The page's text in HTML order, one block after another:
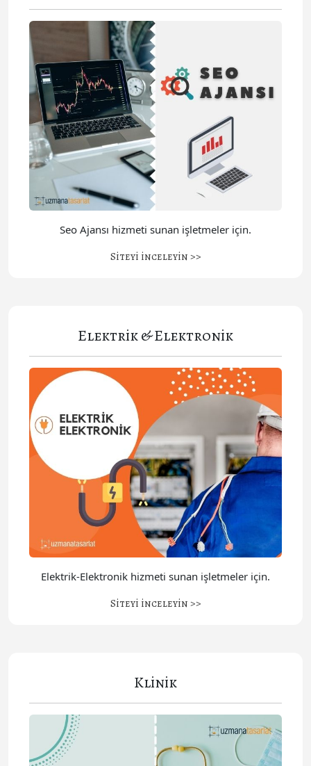
Seo Ajansı hizmeti sunan işletmeler için.
Siteyi inceleyin >>
Elektrik & Elektronik
Elektrik-Elektronik hizmeti sunan işletmeler için.
Siteyi inceleyin >>
Klinik